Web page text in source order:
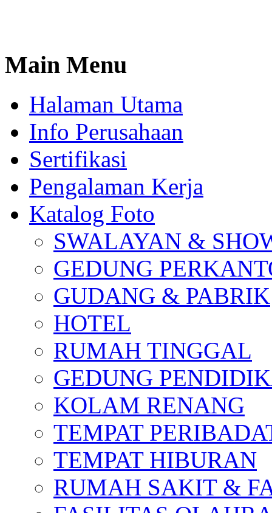
Main Menu
Halaman Utama
Info Perusahaan
Sertifikasi
Pengalaman Kerja
Katalog Foto
SWALAYAN &
GEDUNG
GUDANG & PABRIK
HOTEL
RUMAH TINGGAL
GEDUNG
KOLAM RENANG
TEMPAT
TEMPAT HIBURAN
RUMAH SAKIT &